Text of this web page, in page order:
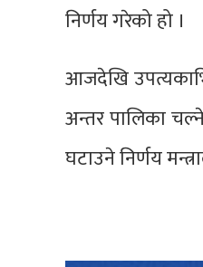
निर्णय गरेको हो ।
आजदेखि
अन्तर पालिका
घटाउने निर्णय